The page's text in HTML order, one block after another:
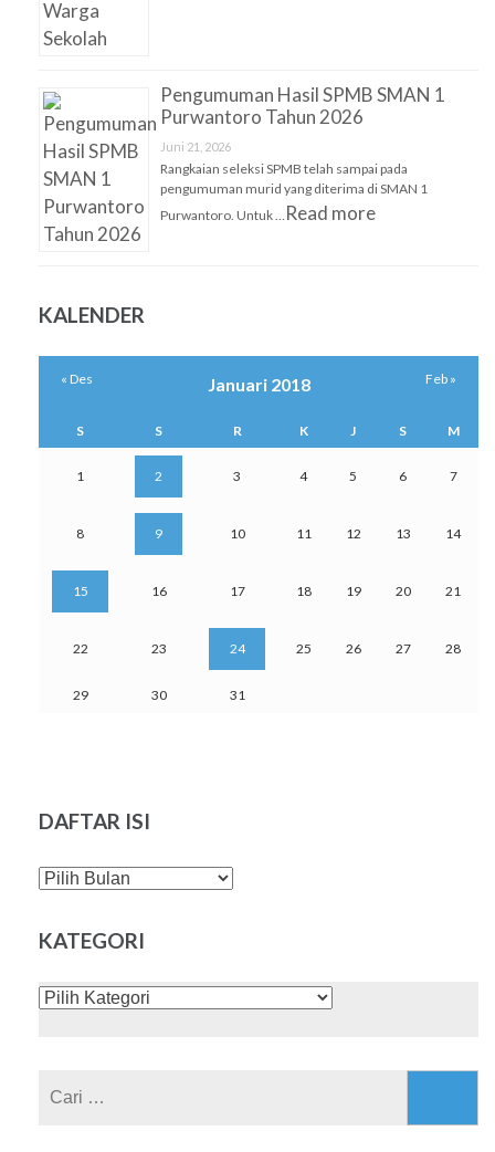
Pengumuman Hasil SPMB SMAN 1
Purwantoro Tahun 2026
Juni 21, 2026
Rangkaian seleksi SPMB telah sampai pada
pengumuman murid yang diterima di SMAN 1
Purwantoro. Untuk … Read more
KALENDER
Januari 2018
S S R K J S M
1 2 3 4 5 6 7
8 9 10 11 12 13 14
15 16 17 18 19 20 21
22 23 24 25 26 27 28
29 30 31
« Des Feb »
DAFTAR ISI
DAFTAR
KATEGORI
KATEGORI